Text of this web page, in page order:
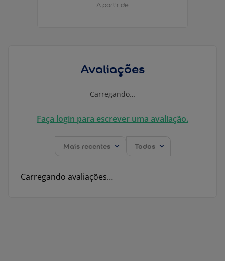
A partir de
Avaliações
Carregando…
Faça login para escrever uma avaliação.
Mais recentes Todos
Carregando avaliações…